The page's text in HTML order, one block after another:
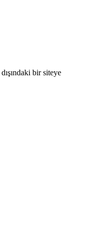
dışındaki bir siteye